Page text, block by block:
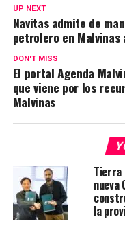
UP NEXT
Navitas admite de
petrolero en Malvinas
DON'T MISS
El portal Agenda
que viene por los
Malvinas
Tierra
nueva
la